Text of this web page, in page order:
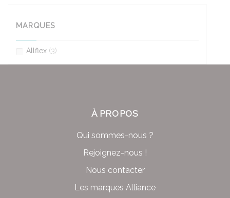
MARQUES
Allflex (3)
À PROPOS
Qui sommes-nous ?
Rejoignez-nous !
Nous contacter
Les marques Alliance